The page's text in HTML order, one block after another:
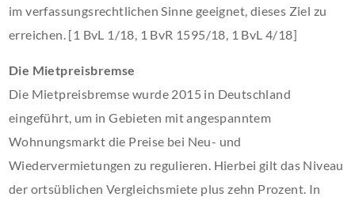
im verfassungsrechtlichen Sinne geeignet, dieses Ziel zu
erreichen. [1 BvL 1/18, 1 BvR 1595/18, 1 BvL 4/18]
Die Mietpreisbremse
Die Mietpreisbremse wurde 2015 in Deutschland
eingeführt, um in Gebieten mit angespanntem
Wohnungsmarkt die Preise bei Neu- und
Wiedervermietungen zu regulieren. Hierbei gilt das Niveau
der ortsüblichen Vergleichsmiete plus zehn Prozent. In